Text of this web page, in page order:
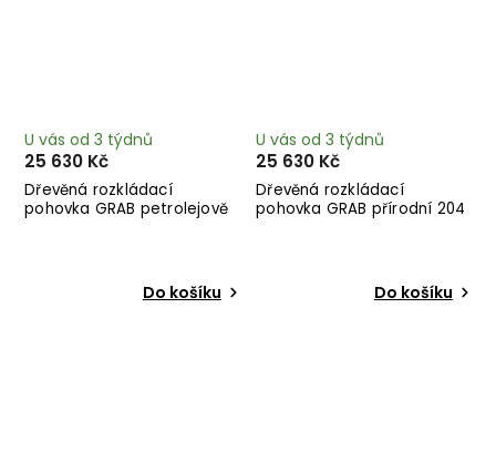
Dřevěná rozkládací
pohovka GRAB petrolejově
U vás od 3 týdnů
25 630 Kč
Do košíku
Dřevěná rozkládací
pohovka GRAB přírodní 204
U vás od 3 týdnů
25 630 Kč
Do košíku